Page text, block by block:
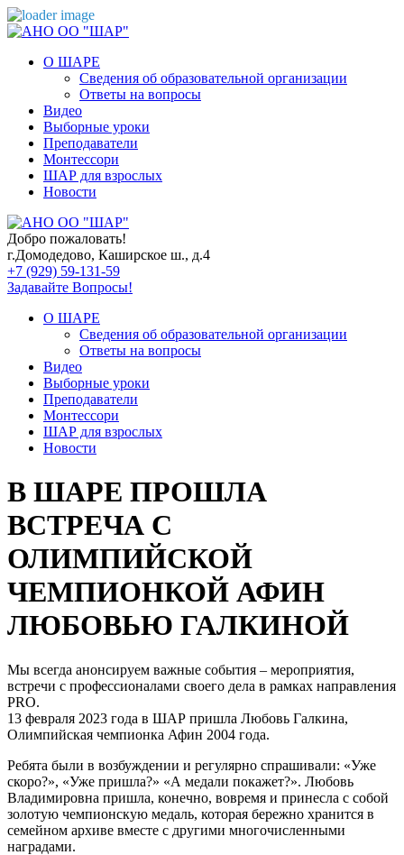
О ШАРЕ
Сведения об образовательной организации
Ответы на вопросы
Видео
Выборные уроки
Преподаватели
Монтессори
ШАР для взрослых
Новости
Добро пожаловать!
г.Домодедово, Каширское ш., д.4
+7 (929) 59-131-59
Задавайте Вопросы!
О ШАРЕ
Сведения об образовательной организации
Ответы на вопросы
Видео
Выборные уроки
Преподаватели
Монтессори
ШАР для взрослых
Новости
В ШАРЕ ПРОШЛА
ВСТРЕЧА С
ОЛИМПИЙСКОЙ
ЧЕМПИОНКОЙ АФИН
ЛЮБОВЬЮ ГАЛКИНОЙ
Мы всегда анонсируем важные события – мероприятия,
встречи с профессионалами своего дела в рамках направления
PRO.
13 февраля 2023 года в ШАР пришла Любовь Галкина,
Олимпийская чемпионка Афин 2004 года.
Ребята были в возбуждении и регулярно спрашивали: «Уже
скоро?», «Уже пришла?» «А медали покажет?». Любовь
Владимировна пришла, конечно, вовремя и принесла с собой
золотую чемпионскую медаль, которая бережно хранится в
семейном архиве вместе с другими многочисленными
наградами.